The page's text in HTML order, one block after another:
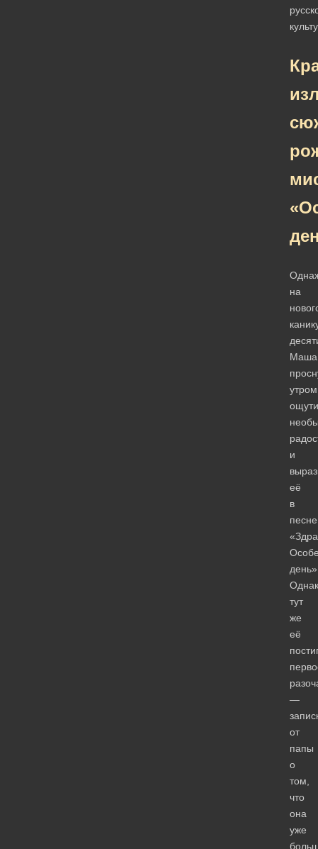
на
и
её
в
тут
же
её
—
от
папы
о
том,
что
она
уже